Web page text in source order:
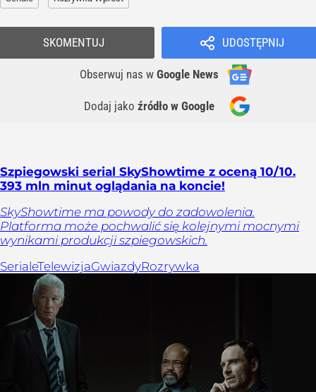
UDOSTĘPNIJ
Obserwuj nas w Google News
Dodaj jako źródło w Google
SKOMENTUJ
Szpiegowski serial SkyShowtime z oceną 10/10.
393 mln minut oglądania na koncie!
SkyShowtime ma powody do zadowolenia.
Platforma może pochwalić się kolejnymi mocnymi
wynikami produkcji szpiegowskich.
SerialeTelewizjaGwiazdyRozrywka